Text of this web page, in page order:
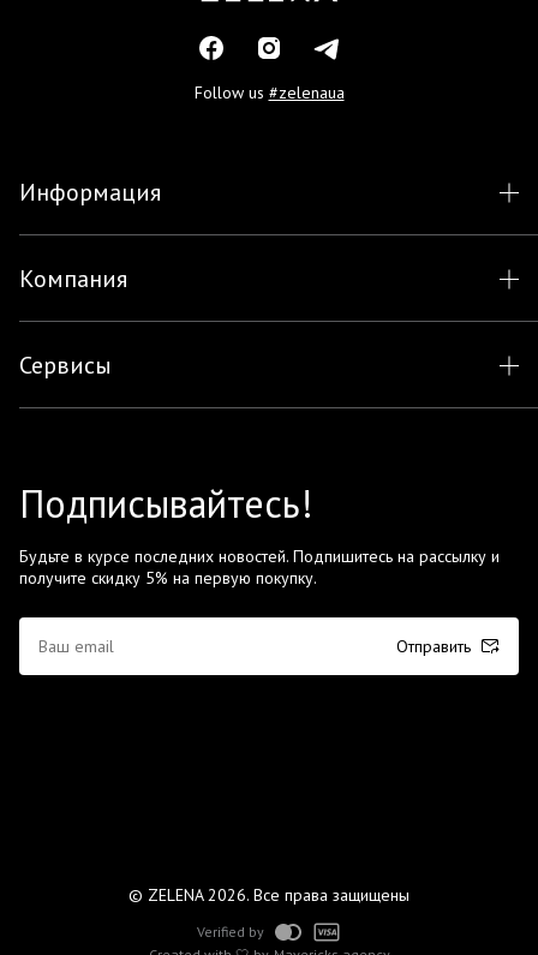
Follow us #zelenaua
Информация
Компания
Сервисы
Подписывайтесь!
Будьте в курсе последних новостей. Подпишитесь на рассылку и
получите скидку 5% на первую покупку.
Отправить
© ZELENA 2026. Все права защищены
Verified by